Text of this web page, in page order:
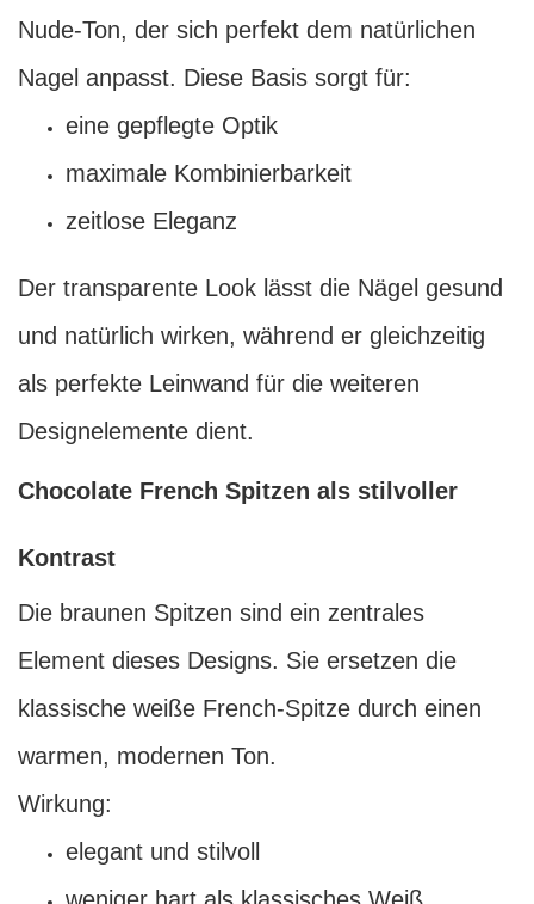
Nude-Ton, der sich perfekt dem natürlichen
Nagel anpasst. Diese Basis sorgt für:
eine gepflegte Optik
maximale Kombinierbarkeit
zeitlose Eleganz
Der transparente Look lässt die Nägel gesund
und natürlich wirken, während er gleichzeitig
als perfekte Leinwand für die weiteren
Designelemente dient.
Chocolate French Spitzen als stilvoller
Kontrast
Die braunen Spitzen sind ein zentrales
Element dieses Designs. Sie ersetzen die
klassische weiße French-Spitze durch einen
warmen, modernen Ton.
Wirkung:
elegant und stilvoll
weniger hart als klassisches Weiß